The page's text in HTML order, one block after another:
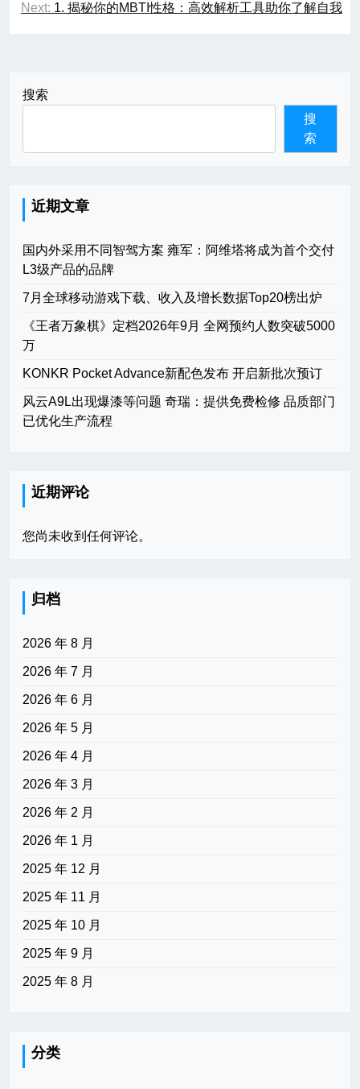
导
Next: 1. 揭秘你的MBTI性格：高效解析工具助你了解自我
搜索
搜
索
近期文章
国内外采用不同智驾方案 雍军：阿维塔将成为首个交付
L3级产品的品牌
7月全球移动游戏下载、收入及增长数据Top20榜出炉
《王者万象棋》定档2026年9月 全网预约人数突破5000
万
KONKR Pocket Advance新配色发布 开启新批次预订
风云A9L出现爆漆等问题 奇瑞：提供免费检修 品质部门
已优化生产流程
近期评论
您尚未收到任何评论。
归档
2026 年 8 月
2026 年 7 月
2026 年 6 月
2026 年 5 月
2026 年 4 月
2026 年 3 月
2026 年 2 月
2026 年 1 月
2025 年 12 月
2025 年 11 月
2025 年 10 月
2025 年 9 月
2025 年 8 月
分类